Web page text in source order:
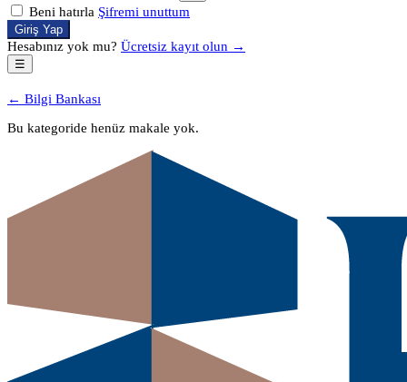
Beni hatırla Şifremi unuttum
Giriş Yap
Hesabınız yok mu? Ücretsiz kayıt olun →
☰
← Bilgi Bankası
Bu kategoride henüz makale yok.